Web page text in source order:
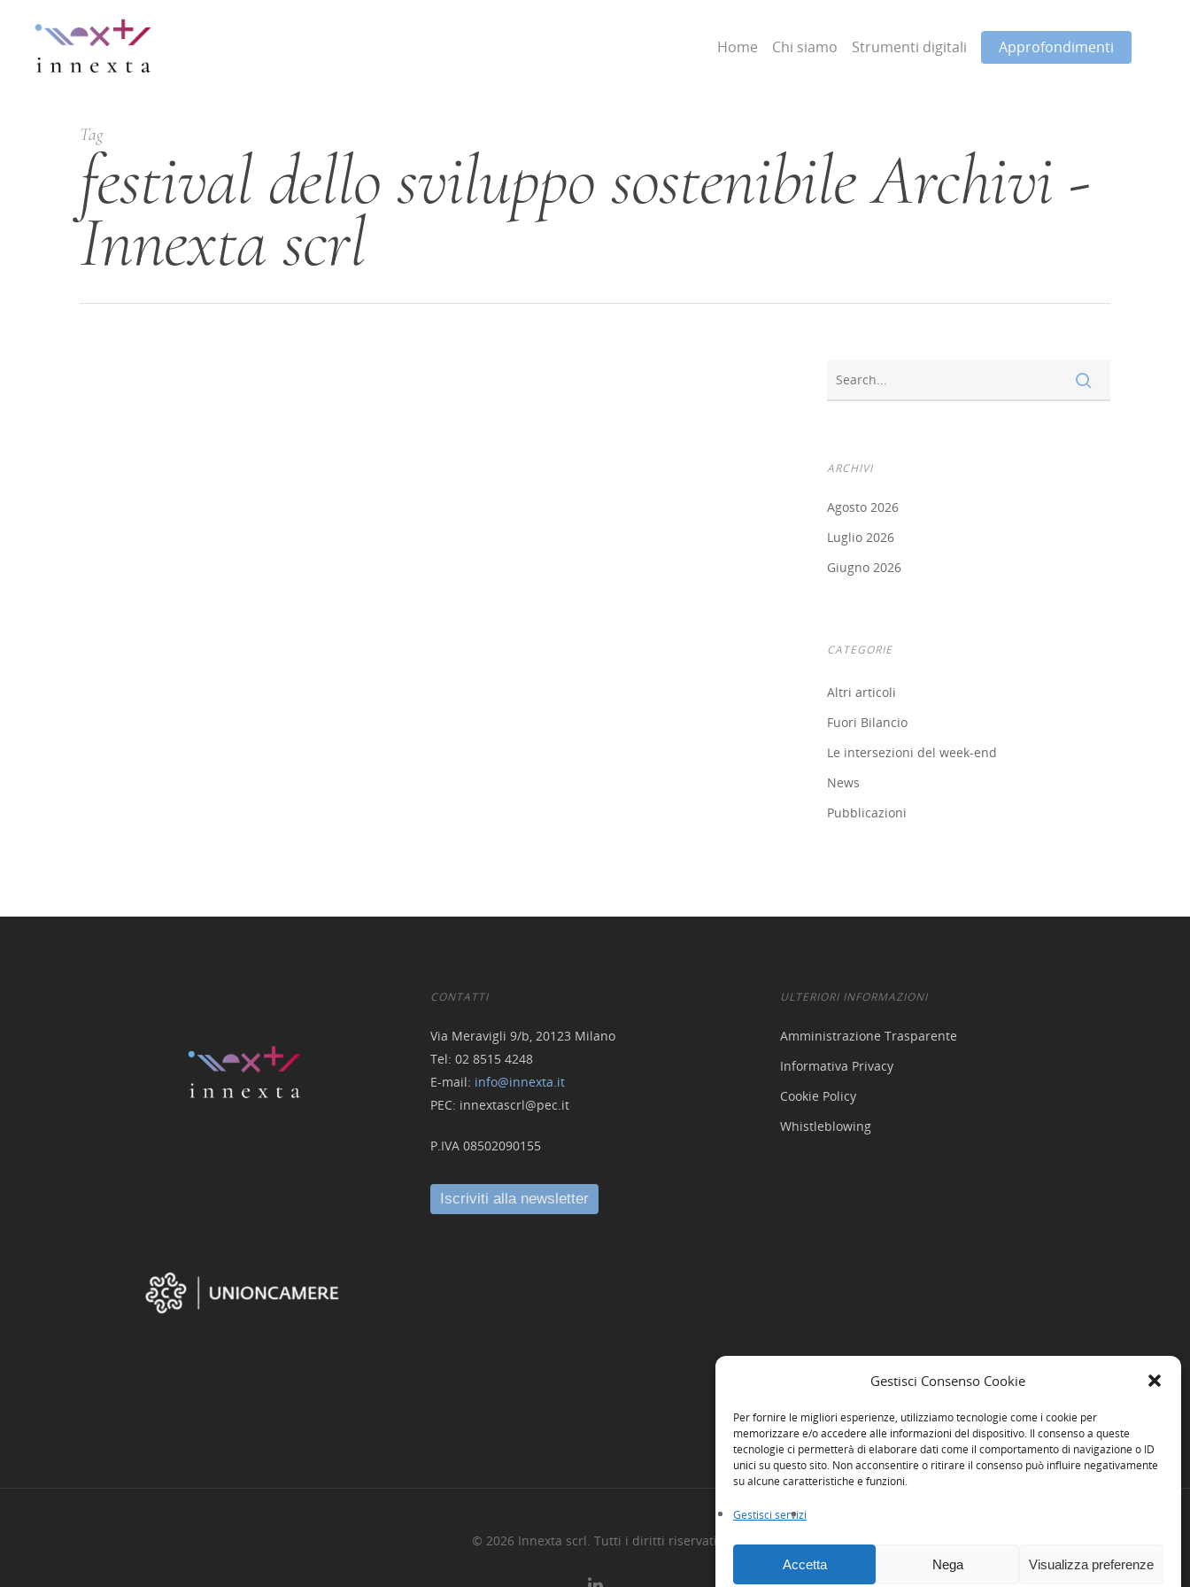
Gestisci Consenso Cookie
Per fornire le migliori esperienze, utilizziamo tecnologie come i cookie per
memorizzare e/o accedere alle informazioni del dispositivo. Il consenso a queste
tecnologie ci permetterà di elaborare dati come il comportamento di navigazione o ID
unici su questo sito. Non acconsentire o ritirare il consenso può influire negativamente
su alcune caratteristiche e funzioni.
Gestisci servizi
Accetta Nega Visualizza preferenze
Home Chi siamo Strumenti digitali Approfondimenti
Tag
festival dello sviluppo sostenibile Archivi -
Innexta scrl
ARCHIVI
Agosto 2026
Luglio 2026
Giugno 2026
CATEGORIE
Altri articoli
Fuori Bilancio
Le intersezioni del week-end
News
Pubblicazioni
CONTATTI
Via Meravigli 9/b, 20123 Milano
Tel: 02 8515 4248
E-mail: info@innexta.it
PEC: innextascrl@pec.it
P.IVA 08502090155
ULTERIORI INFORMAZIONI
Amministrazione Trasparente
Informativa Privacy
Cookie Policy
Whistleblowing
© 2026 Innexta scrl. Tutti i diritti riservati